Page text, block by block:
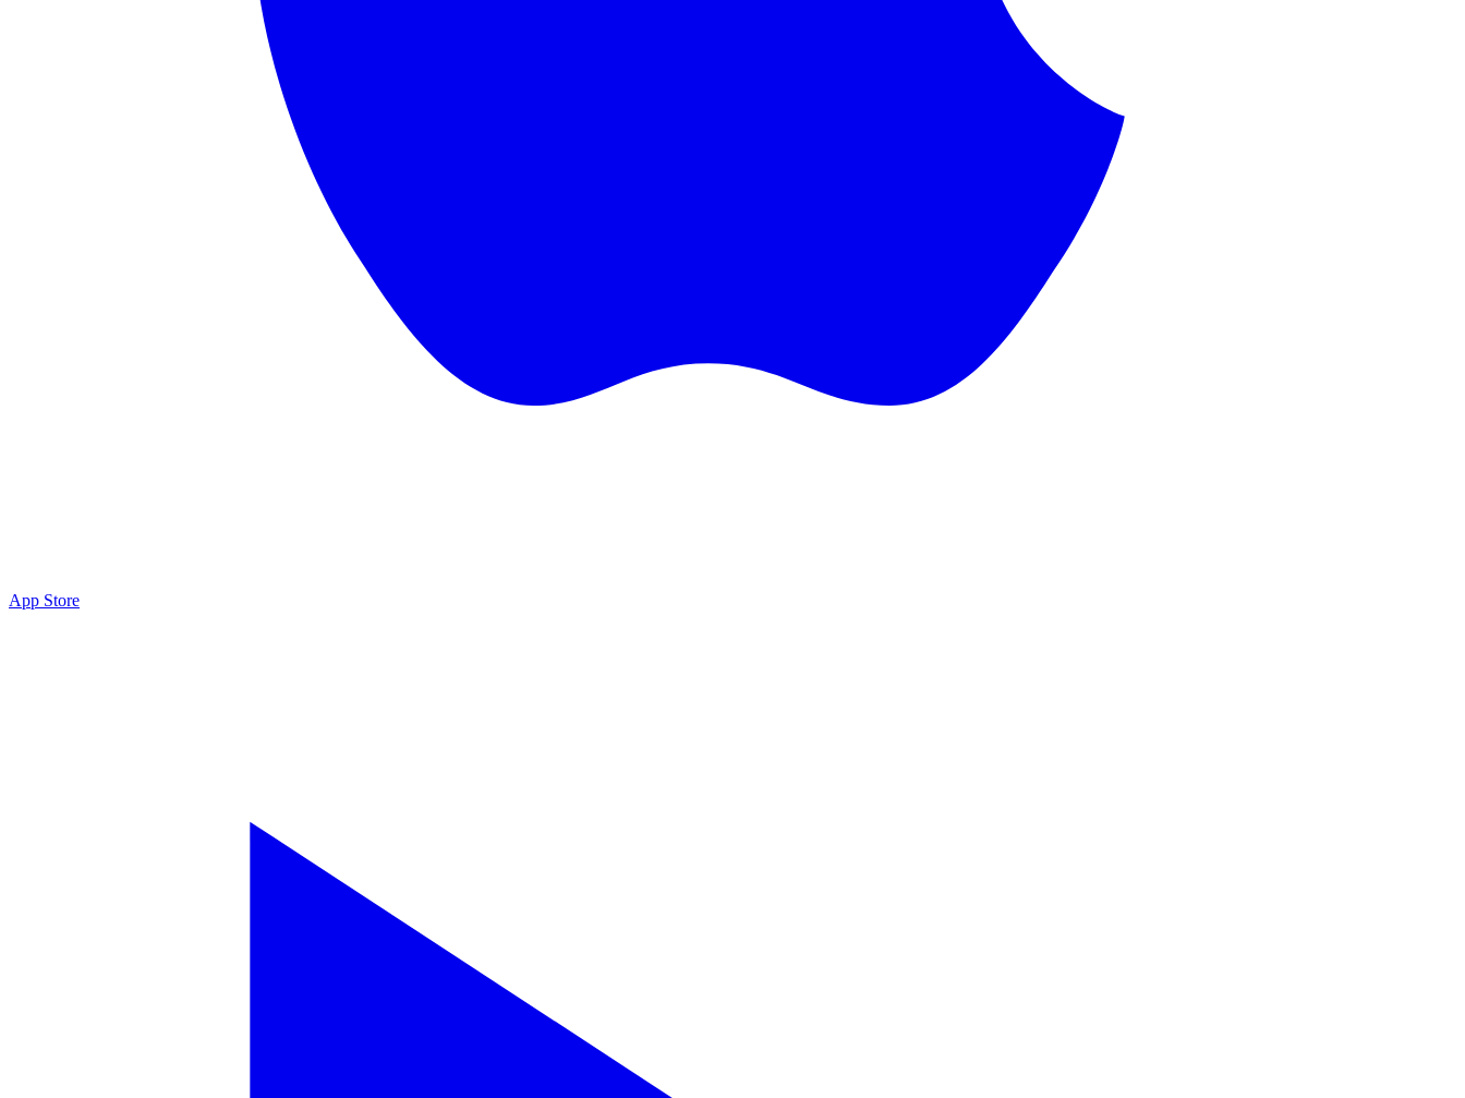
App Store